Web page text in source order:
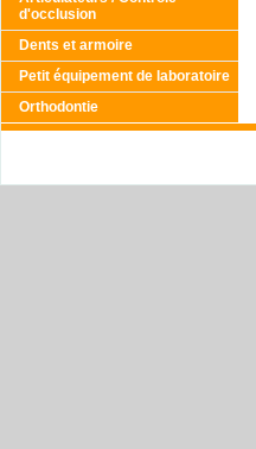
d'occlusion
Dents et armoire
Petit équipement de laboratoire
Orthodontie